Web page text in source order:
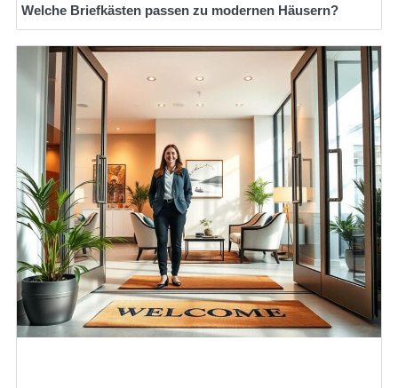
Welche Briefkästen passen zu modernen Häusern?